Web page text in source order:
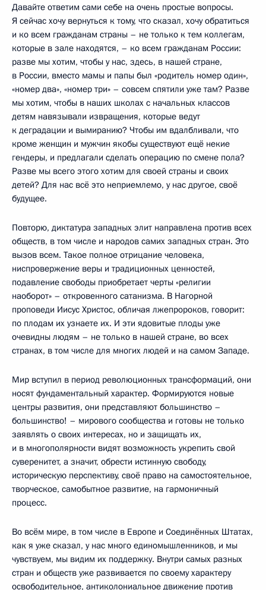
Давайте ответим сами себе на очень простые вопросы.
Я сейчас хочу вернуться к тому, что сказал, хочу обратиться
и ко всем гражданам страны – не только к тем коллегам,
которые в зале находятся, – ко всем гражданам России:
разве мы хотим, чтобы у нас, здесь, в нашей стране,
в России, вместо мамы и папы был «родитель номер один»,
«номер два», «номер три» – совсем спятили уже там? Разве
мы хотим, чтобы в наших школах с начальных классов
детям навязывали извращения, которые ведут
к деградации и вымиранию? Чтобы им вдалбливали, что
кроме женщин и мужчин якобы существуют ещё некие
гендеры, и предлагали сделать операцию по смене пола?
Разве мы всего этого хотим для своей страны и своих
детей? Для нас всё это неприемлемо, у нас другое, своё
будущее.
Повторю, диктатура западных элит направлена против всех
обществ, в том числе и народов самих западных стран. Это
вызов всем. Такое полное отрицание человека,
ниспровержение веры и традиционных ценностей,
подавление свободы приобретает черты «религии
наоборот» – откровенного сатанизма. В Нагорной
проповеди Иисус Христос, обличая лжепророков, говорит:
по плодам их узнаете их. И эти ядовитые плоды уже
очевидны людям – не только в нашей стране, во всех
странах, в том числе для многих людей и на самом Западе.
Мир вступил в период революционных трансформаций, они
носят фундаментальный характер. Формируются новые
центры развития, они представляют большинство –
большинство! – мирового сообщества и готовы не только
заявлять о своих интересах, но и защищать их,
и в многополярности видят возможность укрепить свой
суверенитет, а значит, обрести истинную свободу,
историческую перспективу, своё право на самостоятельное,
творческое, самобытное развитие, на гармоничный
процесс.
Во всём мире, в том числе в Европе и Соединённых Штатах,
как я уже сказал, у нас много единомышленников, и мы
чувствуем, мы видим их поддержку. Внутри самых разных
стран и обществ уже развивается по своему характеру
освободительное, антиколониальное движение против